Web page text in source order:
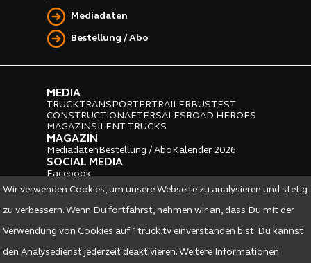
Wir verwenden Cookies, um unsere Webseite zu analysieren und stetig
zu verbessern. Wenn Du fortfahrst, nehmen wir an, dass Du mit der
Verwendung von Cookies auf 1truck.tv einverstanden bist. Du kannst
den Analysedienst jederzeit deaktivieren. Weitere Informationen
Mediadaten
Bestellung / Abo
MEDIA
TRUCKTRANSPORTERTRAILERBUSTEST
CONSTRUCTIONAFTERSALESROAD HEROES
MAGAZINSILENT TRUCKS
MAGAZIN
MediadatenBestellung / AboKalender 2026
SOCIAL MEDIA
Facebook
Instagram LinkedIn